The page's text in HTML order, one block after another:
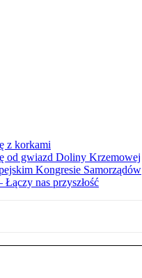
z korkami
od gwiazd Doliny Krzemowej
Kongresie Samorządów
Łączy nas przyszłość